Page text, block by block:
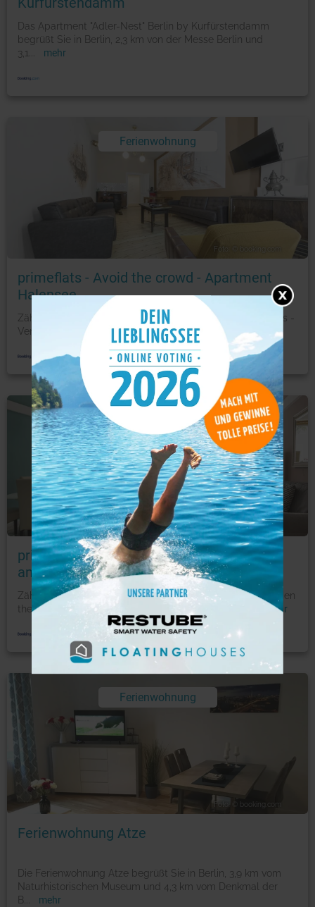
Das Apartment "Adler-Nest" Berlin by Kurfürstendamm
begrüßt Sie in Berlin, 2,3 km von der Messe Berlin und
3,1
mehr
Ferienwohnung
primeflats - Avoid the crowd - Apartment
Halensee
Zählt zu den Bestsellern in Berlin Die Unterkunft primeflats -
Vermeiden liegt 2,2 km von der Messe Berlin un
... mehr
Ferienwohnung
Foto: © booking.com
primeflats - Avoid the crowd - Apartments
am Schillerpark
Zählt zu den Bestsellern in Berlin Die primeflats - Vermeiden
the crowd - Apartments am Schillerpark begrüßen
mehr
Ferienwohnung
Foto: © booking.com
Ferienwohnung Atze
Die Ferienwohnung Atze begrüßt Sie in Berlin, 3,9 km vom
Naturhistorischen Museum und 4,3 km vom Denkmal der
B
mehr